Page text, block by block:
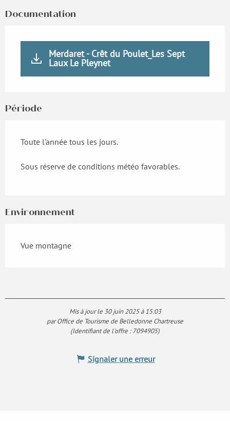
Documentation
Merdaret - Crêt du Poulet_Les Sept
Laux Le Pleynet
Période
Toute l'année tous les jours.
Sous réserve de conditions météo favorables.
Environnement
Vue montagne
Mis à jour le 30 juin 2025 à 15:03
par Office de Tourisme de Belledonne Chartreuse
(Identifiant de l'offre :7094905)
Signaler une erreur